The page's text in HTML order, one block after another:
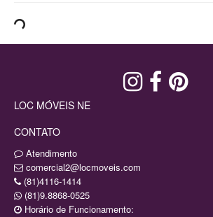
LOC MÓVEIS NE
CONTATO
Atendimento
comercial2@locmoveis.com
(81)4116-1414
(81)9.8868-0525
Horário de Funcionamento: